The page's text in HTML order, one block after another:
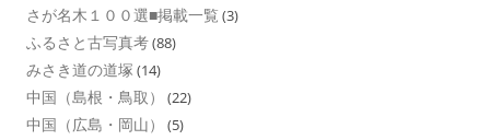
さが名木１００選■掲載一覧 (3)
ふるさと古写真考(88)
みさき道の道塚 (14)
中国（島根・鳥取） (22)
中国（広島・岡山） (5)